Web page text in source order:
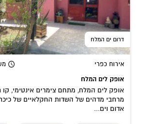
דרום ים המלח
אירוח כפרי
אופק לים המלח
אופק לים המלח, מתחם צימרים אינטימי, קו
מרחבי מדהים של השדות החקלאיים של
אדום וים...